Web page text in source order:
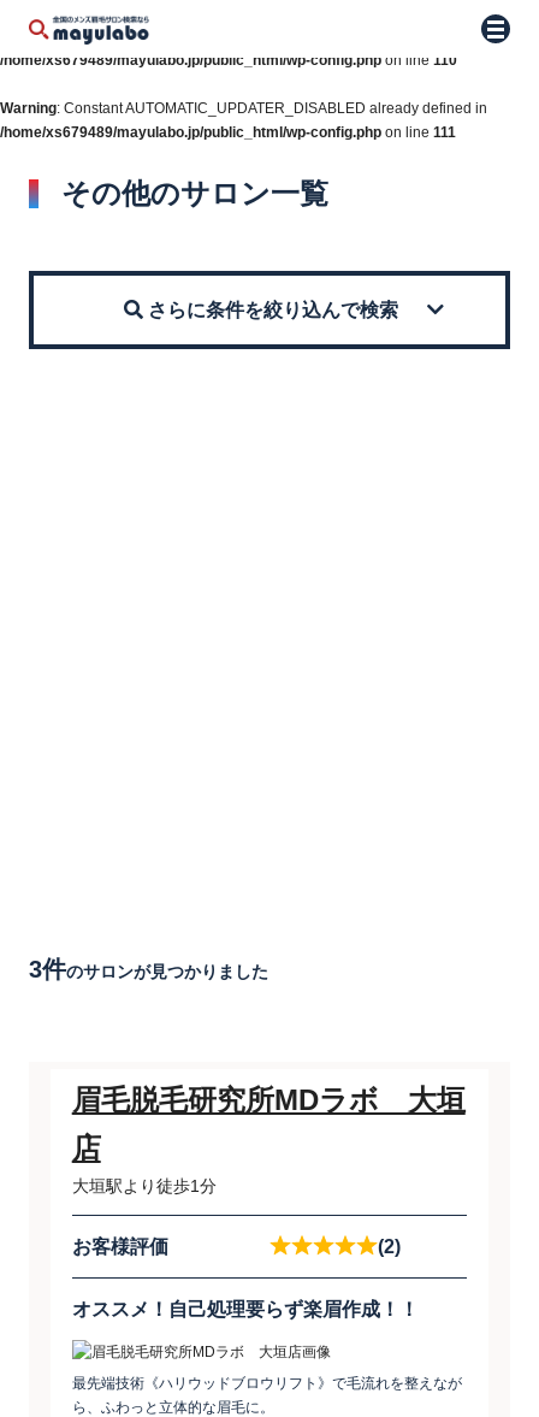
Warning: Constant WP_AUTO_UPDATE_CORE already defined in
/home/xs679489/mayulabo.jp/public_html/wp-config.php on line 110
Warning: Constant AUTOMATIC_UPDATER_DISABLED already defined in
/home/xs679489/mayulabo.jp/public_html/wp-config.php on line 111
メニ
その他のサロン一覧
さらに条件を絞り込んで検索
3件のサロンが見つかりました
眉毛脱毛研究所MDラボ 大垣
店
大垣駅より徒歩1分
お客様評価 (2)
オススメ！自己処理要らず楽眉作成！！
最先端技術《ハリウッドブロウリフト》で毛流れを整えなが
ら、ふわっと立体的な眉毛に。